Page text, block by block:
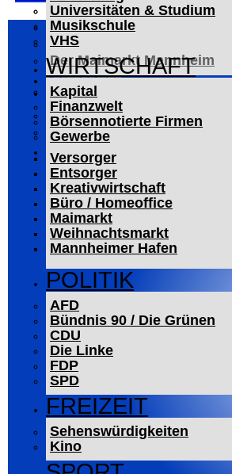
Universitäten & Studium
Musikschule
VHS
WIRTSCHAFT
Kapital
Finanzwelt
Börsennotierte Firmen
Gewerbe
Versorger
Entsorger
Kreativwirtschaft
Büro / Homeoffice
Maimarkt
Weihnachtsmarkt
Mannheimer Hafen
POLITIK
AFD
Bündnis 90 / Die Grünen
CDU
Die Linke
FDP
SPD
FREIZEIT
Sehenswürdigkeiten
Kino
Der Mannheimer
Das Technoseum
Die Alte Feuerwache
Der Maimarkt Mannheim
LESERBRIEFE
ARCHIV
Das Neueste
Leitartikel
WERBUNG